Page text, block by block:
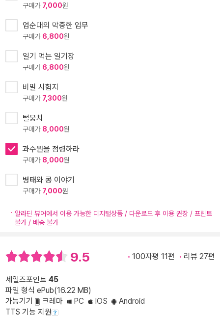
구매가 7,000원
엄순대의 막중한 임무
구매가 6,800원
일기 먹는 일기장
구매가 6,800원
비밀 시험지
구매가 7,300원
털뭉치
구매가 8,000원
과수원을 점령하라
구매가 8,000원
병태와 콩 이야기
구매가 7,000원
알라딘 뷰어에서 이용 가능한 디지털상품 / 다운로드 후 이용 권장 / 프린트
불가 / 배송 불가
9.5 100자평 11편 리뷰 27편
세일즈포인트 45
파일 형식 ePub(16.22 MB)
가능기기
크레마 PC IOS
Android
TTS 기능 지원